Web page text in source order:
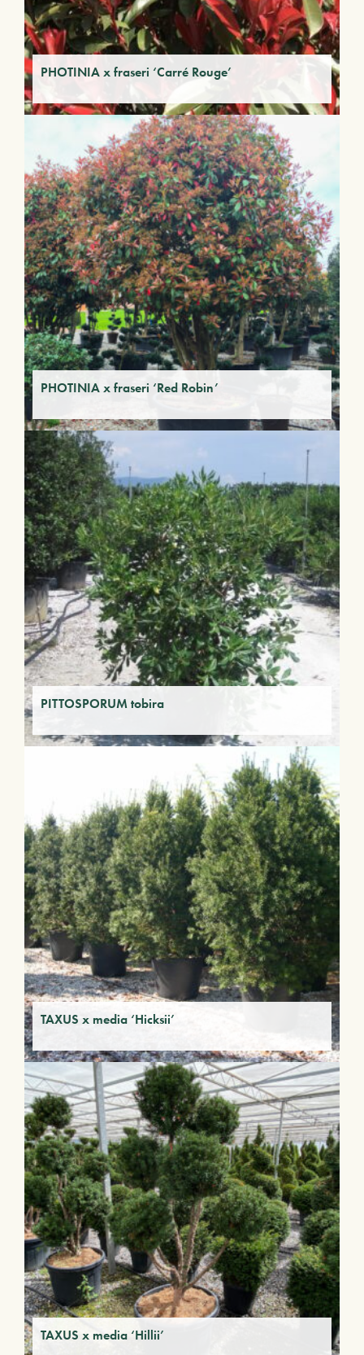
PHOTINIA x fraseri ‘Carré Rouge’
PHOTINIA x fraseri ‘Red Robin’
PITTOSPORUM tobira
TAXUS x media ‘Hicksii’
TAXUS x media ‘Hillii’